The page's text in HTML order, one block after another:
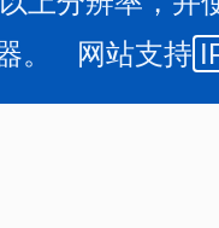
。 网站支持